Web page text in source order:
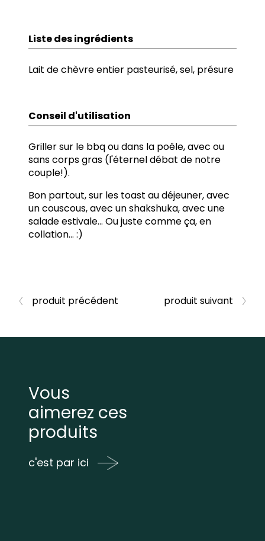
Liste des ingrédients
Lait de chèvre entier pasteurisé, sel, présure
Conseil d'utilisation
Griller sur le bbq ou dans la poêle, avec ou
sans corps gras (l'éternel débat de notre
couple!).
Bon partout, sur les toast au déjeuner, avec
un couscous, avec un shakshuka, avec une
salade estivale... Ou juste comme ça, en
collation... :)
produit précédent produit suivant
Vous
aimerez ces
produits
c'est par ici